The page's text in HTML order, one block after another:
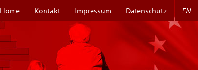
TOPMENÜ
Home Kontakt Impressum Datenschutz EN